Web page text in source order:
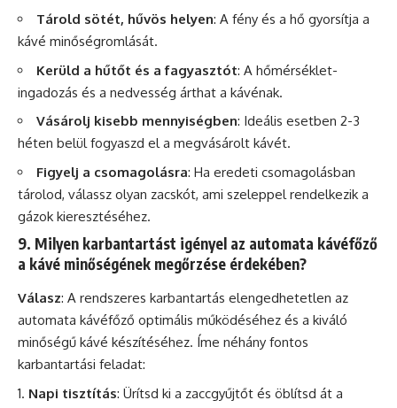
Tárold sötét, hűvös helyen: A fény és a hő gyorsítja a
kávé minőségromlását.
Kerüld a hűtőt és a fagyasztót: A hőmérséklet-
ingadozás és a nedvesség árthat a kávénak.
Vásárolj kisebb mennyiségben: Ideális esetben 2-3
héten belül fogyaszd el a megvásárolt kávét.
Figyelj a csomagolásra: Ha eredeti csomagolásban
tárolod, válassz olyan zacskót, ami szeleppel rendelkezik a
gázok kieresztéséhez.
9. Milyen karbantartást igényel az automata kávéfőző
a kávé minőségének megőrzése érdekében?
Válasz: A rendszeres karbantartás elengedhetetlen az
automata kávéfőző optimális működéséhez és a kiváló
minőségű kávé készítéséhez. Íme néhány fontos
karbantartási feladat:
Napi tisztítás: Ürítsd ki a zaccgyűjtőt és öblítsd át a